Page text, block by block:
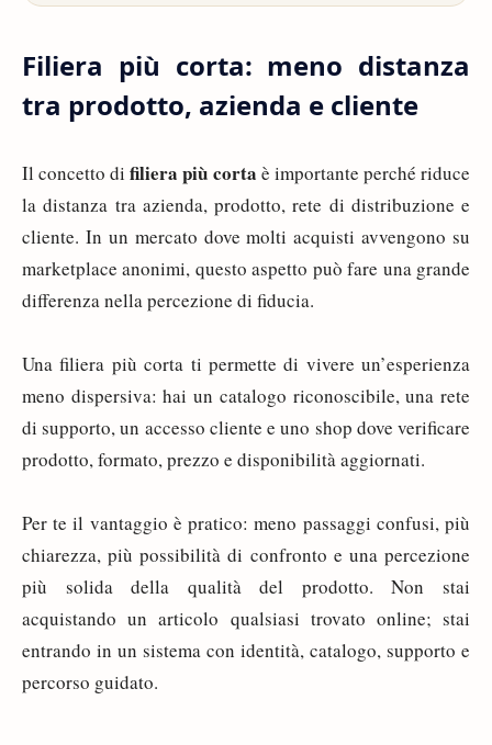
Filiera più corta: meno distanza
tra prodotto, azienda e cliente
Il concetto difiliera più corta è importante perché riduce
la distanza tra azienda, prodotto, rete di distribuzione e
cliente. In un mercato dove molti acquisti avvengono su
marketplace anonimi, questo aspetto può fare una grande
differenza nella percezione di fiducia.
Una filiera più corta ti permette di vivere un’esperienza
meno dispersiva: hai un catalogo riconoscibile, una rete
di supporto, un accesso cliente e uno shop dove verificare
prodotto, formato, prezzo e disponibilità aggiornati.
Per te il vantaggio è pratico: meno passaggi confusi, più
chiarezza, più possibilità di confronto e una percezione
più solida della qualità del prodotto. Non stai
acquistando un articolo qualsiasi trovato online; stai
entrando in un sistema con identità, catalogo, supporto e
percorso guidato.